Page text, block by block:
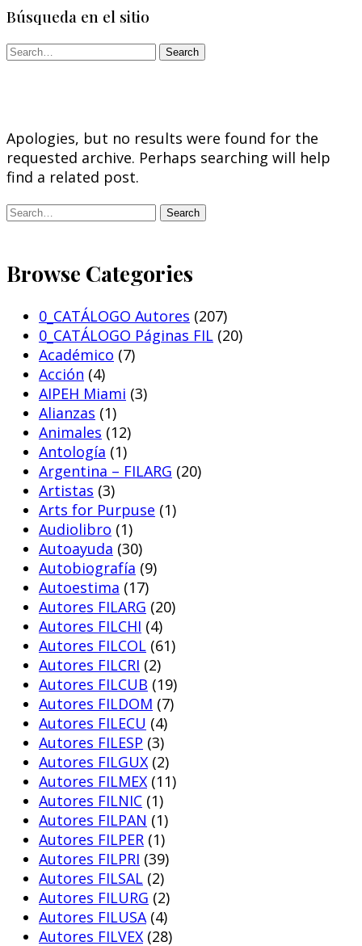
Búsqueda en el sitio
Apologies, but no results were found for the
requested archive. Perhaps searching will help
find a related post.
Browse Categories
0_CATÁLOGO Autores (207)
0_CATÁLOGO Páginas FIL (20)
Académico (7)
Acción (4)
AIPEH Miami (3)
Alianzas (1)
Animales (12)
Antología (1)
Argentina – FILARG (20)
Artistas (3)
Arts for Purpuse (1)
Audiolibro (1)
Autoayuda (30)
Autobiografía (9)
Autoestima (17)
Autores FILARG (20)
Autores FILCHI (4)
Autores FILCOL (61)
Autores FILCRI (2)
Autores FILCUB (19)
Autores FILDOM (7)
Autores FILECU (4)
Autores FILESP (3)
Autores FILGUX (2)
Autores FILMEX (11)
Autores FILNIC (1)
Autores FILPAN (1)
Autores FILPER (1)
Autores FILPRI (39)
Autores FILSAL (2)
Autores FILURG (2)
Autores FILUSA (4)
Autores FILVEX (28)